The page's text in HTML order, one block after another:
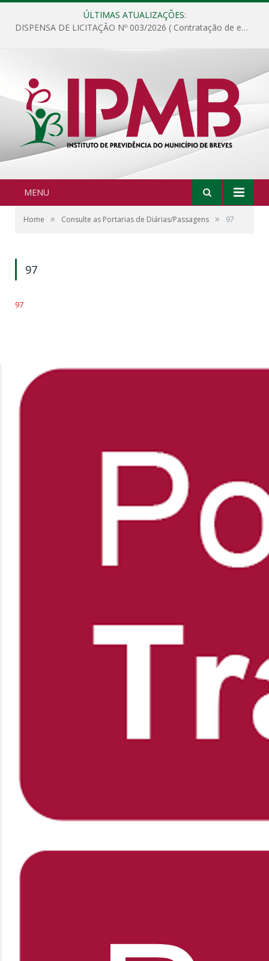
ÚLTIMAS ATUALIZAÇÕES:
DISPENSA DE LICITAÇÃO Nº 003/2026 ( Contratação de empresa para fornecimento de gêneros alimentícios não perecíveis, materiais de expediente, descartáveis, copa e cozinha, para análise e posterior publicação.)
MENU
Home » Consulte as Portarias de Diárias/Passagens » 97
97
97